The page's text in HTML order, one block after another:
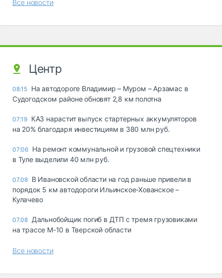
Все новости
Центр
08:15 На автодороге Владимир – Муром – Арзамас в
Судогодском районе обновят 2,8 км полотна
07:19 КАЗ нарастит выпуск стартерных аккумуляторов
на 20% благодаря инвестициям в 380 млн руб.
07:06 На ремонт коммунальной и грузовой спецтехники
в Туле выделили 40 млн руб.
07.08 В Ивановской области на год раньше привели в
порядок 5 км автодороги Ильинское-Хованское –
Кулачево
07.08 Дальнобойщик погиб в ДТП с тремя грузовиками
на трассе М-10 в Тверской области
Все новости